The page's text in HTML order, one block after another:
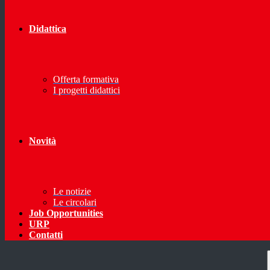
Didattica
Offerta formativa
I progetti didattici
Novità
Le notizie
Le circolari
Job Opportunities
URP
Contatti